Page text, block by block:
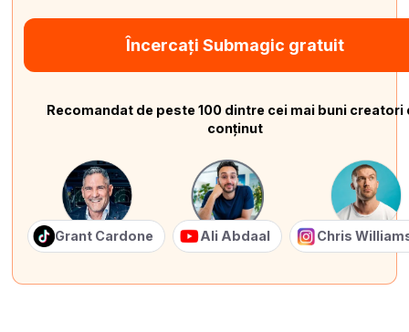
Încercați Submagic gratuit
Recomandat de peste 100 dintre cei mai buni creatori
conținut
Grant Cardone Ali Abdaal Chris